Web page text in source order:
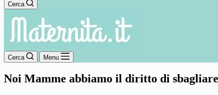
Cerca
Cerca Menu
Noi Mamme abbiamo il diritto di